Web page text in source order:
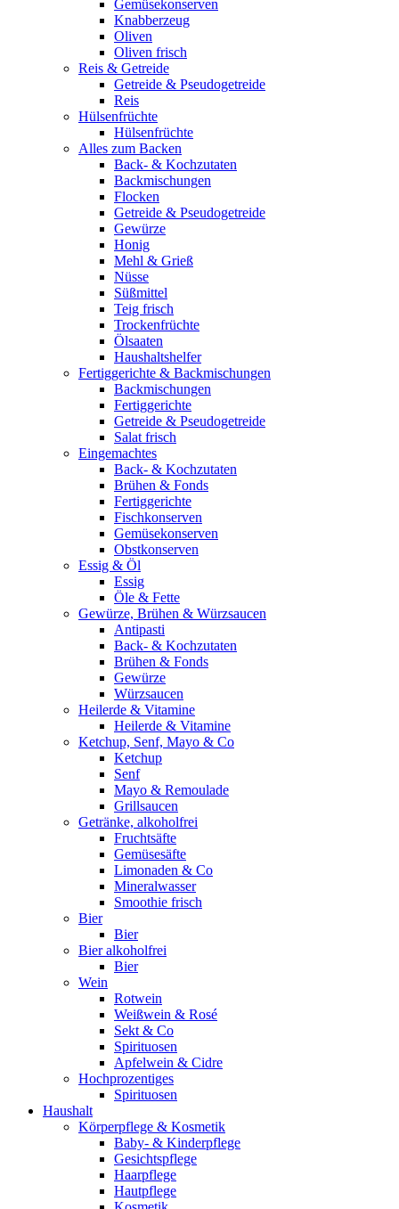
Gemüsekonserven
Knabberzeug
Oliven
Oliven frisch
Reis & Getreide
Getreide & Pseudogetreide
Reis
Hülsenfrüchte
Hülsenfrüchte
Alles zum Backen
Back- & Kochzutaten
Backmischungen
Flocken
Getreide & Pseudogetreide
Gewürze
Honig
Mehl & Grieß
Nüsse
Süßmittel
Teig frisch
Trockenfrüchte
Ölsaaten
Haushaltshelfer
Fertiggerichte & Backmischungen
Backmischungen
Fertiggerichte
Getreide & Pseudogetreide
Salat frisch
Eingemachtes
Back- & Kochzutaten
Brühen & Fonds
Fertiggerichte
Fischkonserven
Gemüsekonserven
Obstkonserven
Essig & Öl
Essig
Öle & Fette
Gewürze, Brühen & Würzsaucen
Antipasti
Back- & Kochzutaten
Brühen & Fonds
Gewürze
Würzsaucen
Heilerde & Vitamine
Heilerde & Vitamine
Ketchup, Senf, Mayo & Co
Ketchup
Senf
Mayo & Remoulade
Grillsaucen
Getränke, alkoholfrei
Fruchtsäfte
Gemüsesäfte
Limonaden & Co
Mineralwasser
Smoothie frisch
Bier
Bier
Bier alkoholfrei
Bier
Wein
Rotwein
Weißwein & Rosé
Sekt & Co
Spirituosen
Apfelwein & Cidre
Hochprozentiges
Spirituosen
Haushalt
Körperpflege & Kosmetik
Baby- & Kinderpflege
Gesichtspflege
Haarpflege
Hautpflege